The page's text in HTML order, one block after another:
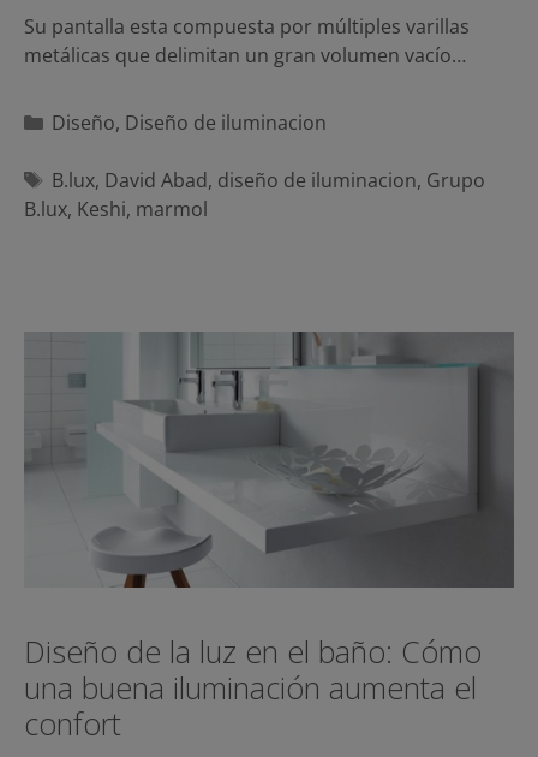
Su pantalla esta compuesta por múltiples varillas
metálicas que delimitan un gran volumen vacío…
Categorías
Diseño, Diseño de iluminacion
Etiquetas
B.lux, David Abad, diseño de iluminacion, Grupo
B.lux, Keshi, marmol
Diseño de la luz en el baño: Cómo
una buena iluminación aumenta el
confort